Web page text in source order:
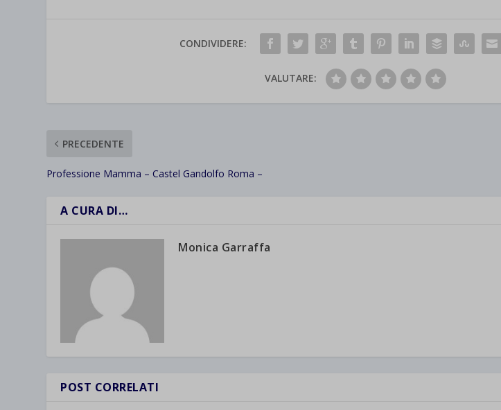
CONDIVIDERE:
VALUTARE:
PRECEDENTE
Professione Mamma – Castel Gandolfo Roma –
A CURA DI…
Monica Garraffa
POST CORRELATI